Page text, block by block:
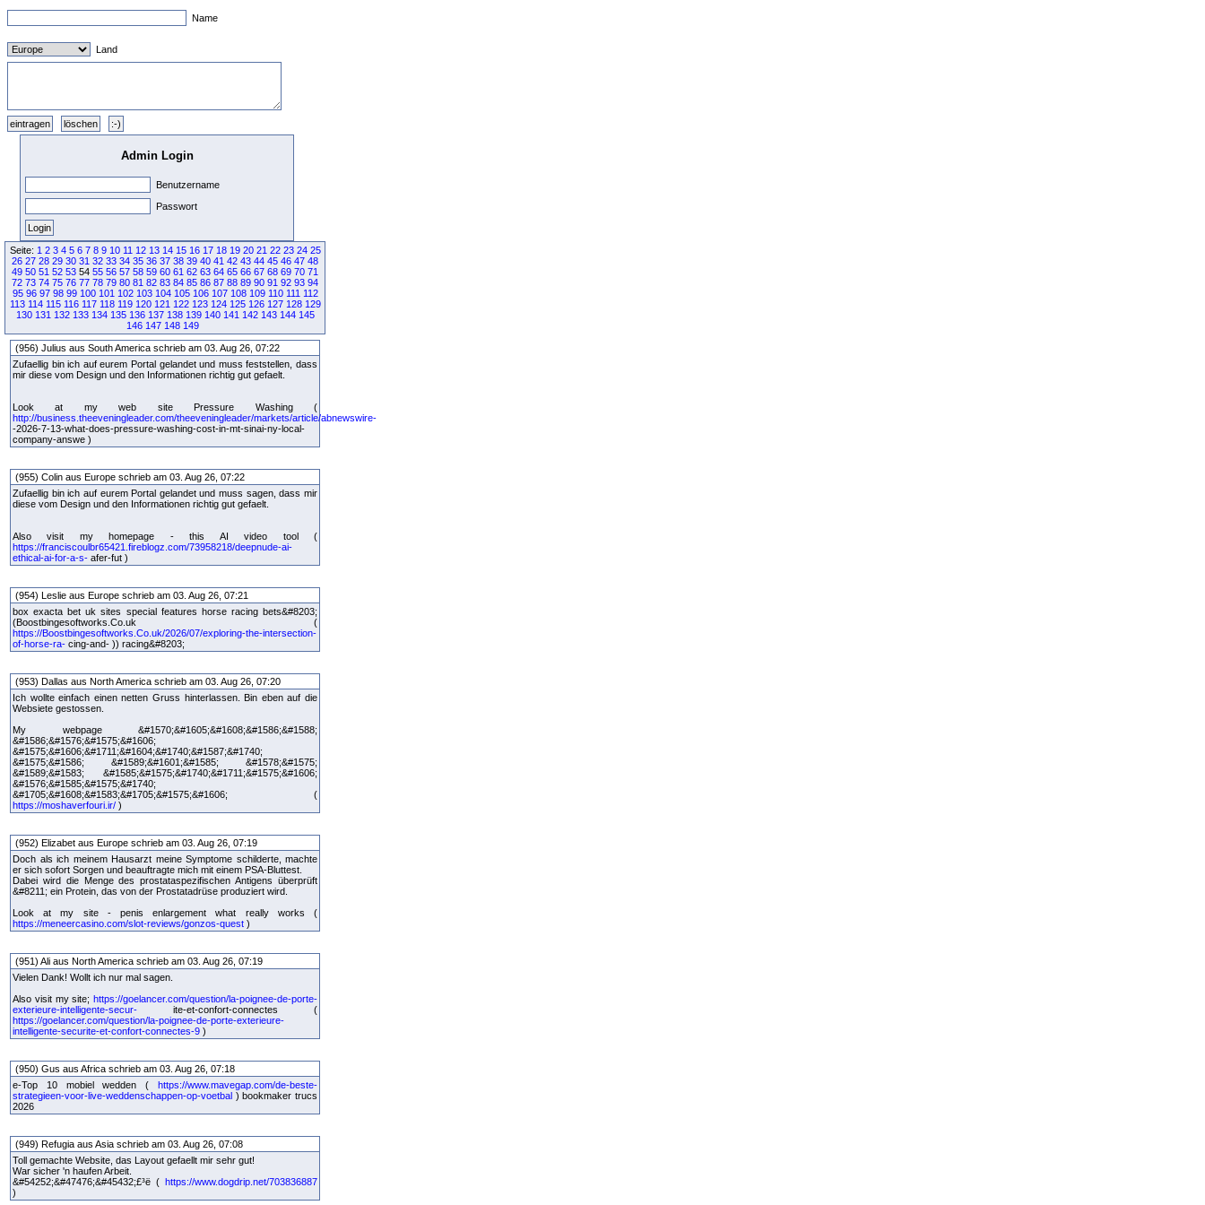
Name
Land
Admin Login
Benutzername
Passwort
Seite: 1 2 3 4 5 6 7 8 9 10 11 12 13 14 15 16 17 18 19 20 21 22 23 24 25
26 27 28 29 30 31 32 33 34 35 36 37 38 39 40 41 42 43 44 45 46 47 48
49 50 51 52 53 54 55 56 57 58 59 60 61 62 63 64 65 66 67 68 69 70 71
72 73 74 75 76 77 78 79 80 81 82 83 84 85 86 87 88 89 90 91 92 93 94
95 96 97 98 99 100 101 102 103 104 105 106 107 108 109 110 111 112
113 114 115 116 117 118 119 120 121 122 123 124 125 126 127 128 129
130 131 132 133 134 135 136 137 138 139 140 141 142 143 144 145
146 147 148 149
(956) Julius aus South America schrieb am 03. Aug 26, 07:22
Zufaellig bin ich auf eurem Portal gelandet und muss feststellen, dass
mir diese vom Design und den Informationen richtig gut gefaelt.
Look at my web site Pressure Washing (
http://business.theeveningleader.com/theeveningleader/markets/article/abnewswire-
-2026-7-13-what-does-pressure-washing-cost-in-mt-sinai-ny-local-
company-answe )
(955) Colin aus Europe schrieb am 03. Aug 26, 07:22
Zufaellig bin ich auf eurem Portal gelandet und muss sagen, dass mir
diese vom Design und den Informationen richtig gut gefaelt.
Also visit my homepage - this AI video tool (
https://franciscoulbr65421.fireblogz.com/73958218/deepnude-ai-
ethical-ai-for-a-s- afer-fut )
(954) Leslie aus Europe schrieb am 03. Aug 26, 07:21
box exacta bet uk sites special features horse racing bets&#8203;
(Boostbingesoftworks.Co.uk (
https://Boostbingesoftworks.Co.uk/2026/07/exploring-the-intersection-
of-horse-ra- cing-and- )) racing&#8203;
(953) Dallas aus North America schrieb am 03. Aug 26, 07:20
Ich wollte einfach einen netten Gruss hinterlassen. Bin eben auf die
Websiete gestossen.
My webpage &#1570;&#1605;&#1608;&#1586;&#1588;
&#1586;&#1576;&#1575;&#1606;
&#1575;&#1606;&#1711;&#1604;&#1740;&#1587;&#1740;
&#1575;&#1586; &#1589;&#1601;&#1585; &#1578;&#1575;
&#1589;&#1583; &#1585;&#1575;&#1740;&#1711;&#1575;&#1606;
&#1576;&#1585;&#1575;&#1740;
&#1705;&#1608;&#1583;&#1705;&#1575;&#1606; (
https://moshaverfouri.ir/ )
(952) Elizabet aus Europe schrieb am 03. Aug 26, 07:19
Doch als ich meinem Hausarzt meine Symptome schilderte, machte
er sich sofort Sorgen und beauftragte mich mit einem PSA-Bluttest.
Dabei wird die Menge des prostataspezifischen Antigens überprüft
&#8211; ein Protein, das von der Prostatadrüse produziert wird.
Look at my site - penis enlargement what really works (
https://meneercasino.com/slot-reviews/gonzos-quest )
(951) Ali aus North America schrieb am 03. Aug 26, 07:19
Vielen Dank! Wollt ich nur mal sagen.
Also visit my site; https://goelancer.com/question/la-poignee-de-porte-
exterieure-intelligente-secur- ite-et-confort-connectes (
https://goelancer.com/question/la-poignee-de-porte-exterieure-
intelligente-securite-et-confort-connectes-9 )
(950) Gus aus Africa schrieb am 03. Aug 26, 07:18
e-Top 10 mobiel wedden ( https://www.mavegap.com/de-beste-
strategieen-voor-live-weddenschappen-op-voetbal ) bookmaker trucs
2026
(949) Refugia aus Asia schrieb am 03. Aug 26, 07:08
Toll gemachte Website, das Layout gefaellt mir sehr gut!
War sicher 'n haufen Arbeit.
&#54252;&#47476;&#45432;£³ë ( https://www.dogdrip.net/703836887
)